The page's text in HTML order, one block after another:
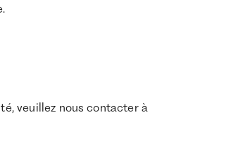
veuillez nous contacter à